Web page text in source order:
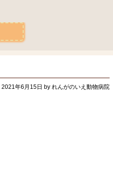
2021年6月15日 by れんがのいえ動物病院